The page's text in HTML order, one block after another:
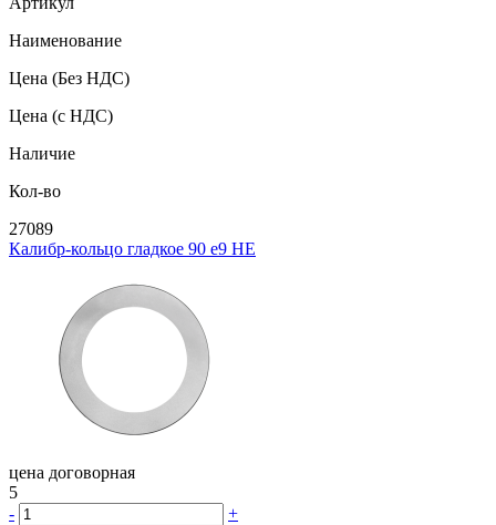
Наименование
Цена (Без НДС)
Цена (с НДС)
Наличие
Кол-во
27089
Калибр-кольцо гладкое 90 e9 НЕ
цена договорная
5
-
+